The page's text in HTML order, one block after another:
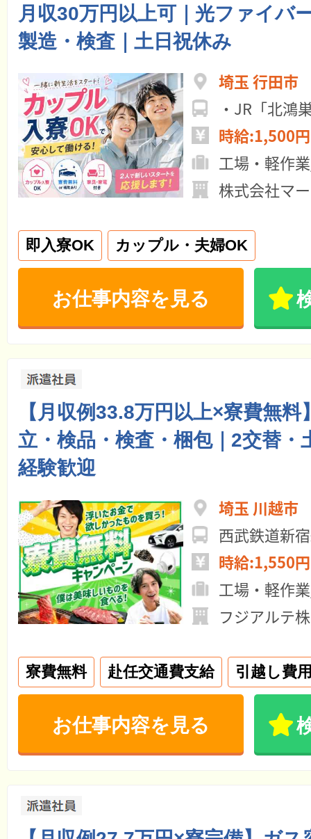
月収30万円以上可｜光ファイバ
製造・検査｜土日祝休み
埼玉 行田市
・JR「北鴻
時給:1,500
工場・軽作
株式会社マ
即入寮OK カップル・夫婦OK
お仕事内容を見る
【月収例33.8万円以上×寮費無料
立・検品・検査・梱包｜2交替・
経験歓迎
埼玉 川越市
時給:1,550
工場・軽作
フジアルテ
寮費無料 赴任交通費支給 引越し費
お仕事内容を見る